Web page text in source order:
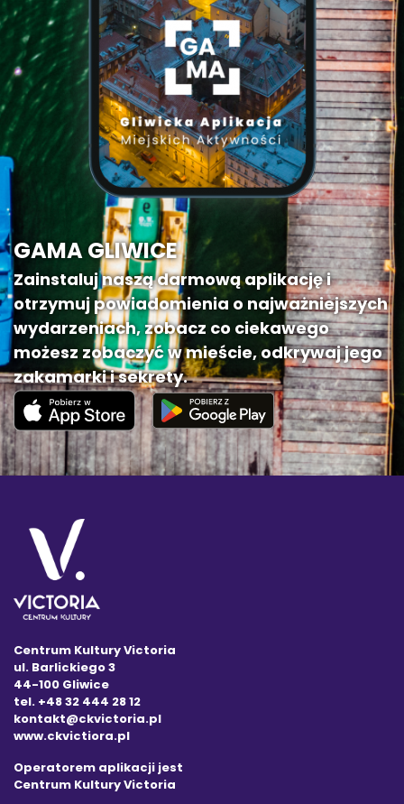
GAMA GLIWICE
Zainstaluj naszą darmową aplikację i
otrzymuj powiadomienia o najważniejszych
wydarzeniach, zobacz co ciekawego
możesz zobaczyć w mieście, odkrywaj jego
zakamarki i sekrety.
Centrum Kultury Victoria
ul. Barlickiego 3
44-100 Gliwice
tel. +48 32 444 28 12
kontakt@ckvictoria.pl
www.ckvictiora.pl
Operatorem aplikacji jest
Centrum Kultury Victoria